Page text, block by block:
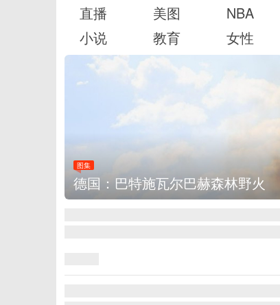
直播
美图 NBA
小说
教育 女性
图集
德国：巴特施瓦尔巴赫森林野火